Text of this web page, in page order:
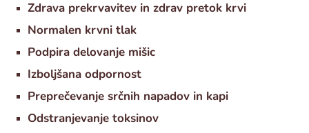
Zdrava prekrvavitev in zdrav pretok krvi
Normalen krvni tlak
Podpira delovanje mišic
Izboljšana odpornost
Preprečevanje srčnih napadov in kapi
Odstranjevanje toksinov